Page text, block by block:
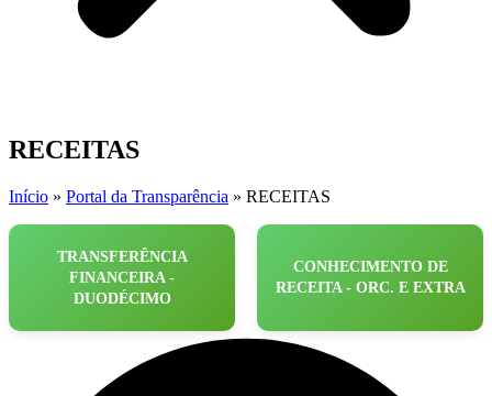
RECEITAS
Início » Portal da Transparência » RECEITAS
TRANSFERÊNCIA
FINANCEIRA -
DUODÉCIMO
CONHECIMENTO DE
RECEITA - ORC. E EXTRA